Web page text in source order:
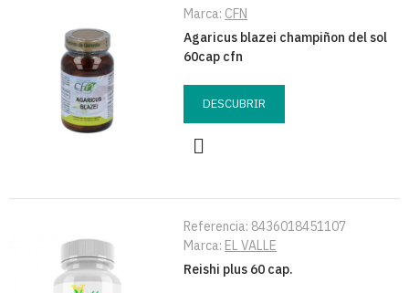
Marca: CFN
Agaricus blazei champiñon del sol
60cap cfn
DESCUBRIR
Referencia: 8436018451107
Marca: EL VALLE
Reishi plus 60 cap.